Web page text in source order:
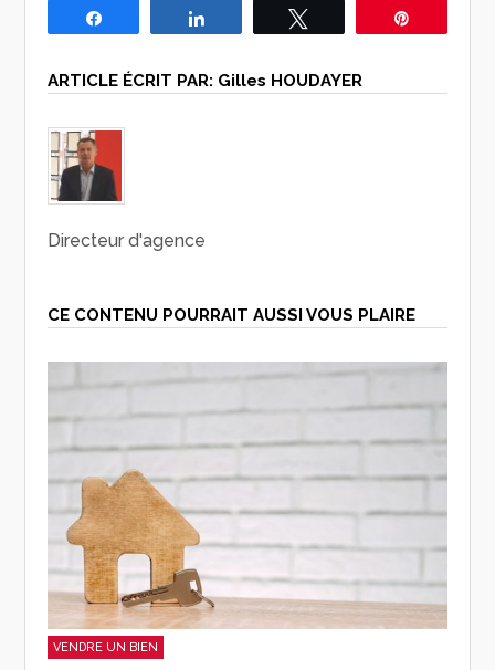
ARTICLE ÉCRIT PAR: Gilles HOUDAYER
Directeur d'agence
CE CONTENU POURRAIT AUSSI VOUS PLAIRE
VENDRE UN BIEN